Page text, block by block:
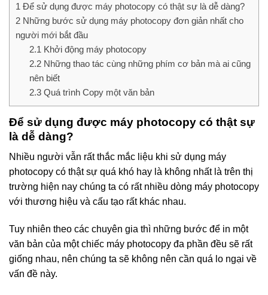
1 Để sử dụng được máy photocopy có thật sự là dễ dàng?
2 Những bước sử dụng máy photocopy đơn giản nhất cho
người mới bắt đầu
2.1 Khởi động máy photocopy
2.2Những thao tác cùng những phím cơ bản mà ai cũng
nên biết
2.3Quá trình Copy một văn bản
Để sử dụng được máy photocopy có thật sự
là dễ dàng?
Nhiều người vẫn rất thắc mắc liệu khi sử dụng máy
photocopy có thật sự quá khó hay là không nhất là trên thị
trường hiện nay chúng ta có rất nhiều dòng máy photocopy
với thương hiệu và cấu tạo rất khác nhau.
Tuy nhiên theo các chuyên gia thì những bước để in một
văn bản của một chiếc máy photocopy đa phần đều sẽ rất
giống nhau, nên chúng ta sẽ không nên cần quá lo ngại về
vấn đề này.